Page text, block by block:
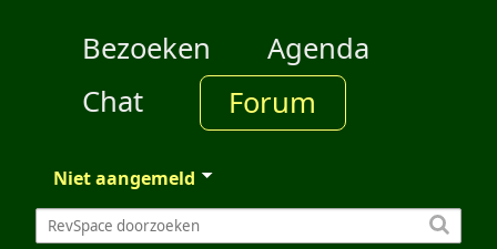
Bezoeken
Agenda
Chat
Forum
Niet aangemeld